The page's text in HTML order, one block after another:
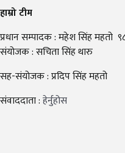
हाम्रो टीम
प्रधान सम्पादक : महेश सिंह महतो
संयोजक : सचिता सिंह थारु
सह-संयोजक : प्रदिप सिंह महतो
संवाददाता :हेर्नुहोस